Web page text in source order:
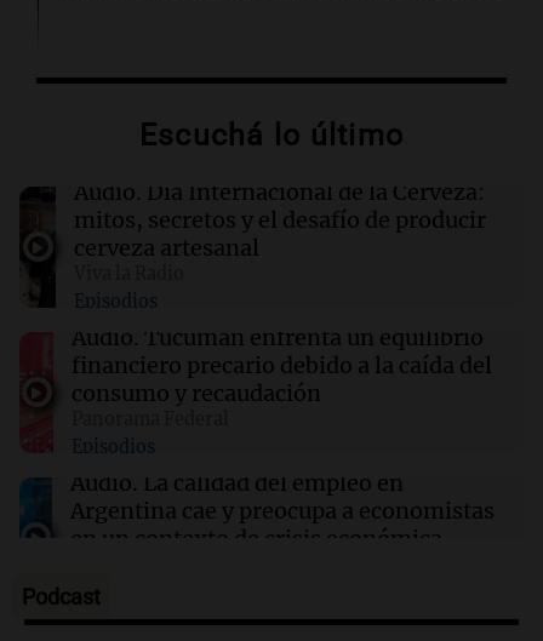
Gerónimo Rulli se une al Manchester City tras
16:16 Sociedad
Incendio en un edificio al lado de la casa de
Cristina Kirchner: evacuaron a los vecinos
16:15 Mundo
Cameron Hamilton asumirá la FEMA tras su
confirmación en el Senado de EE.UU.
Falleció William Orbit, el influyente productor
que transformó la música pop a los 69 años
Escuchá lo último
Audio. Día Internacional de la Cerveza:
mitos, secretos y el desafío de producir
cerveza artesanal
Episodios
Audio. Tucumán enfrenta un equilibrio
financiero precario debido a la caída del
consumo y recaudación
Episodios
Audio. La calidad del empleo en
Argentina cae y preocupa a economistas
en un contexto de crisis económica
Episodios
Audio.Audiencia por tragedia vial en
Podcast